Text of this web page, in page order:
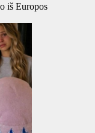
iš Europos